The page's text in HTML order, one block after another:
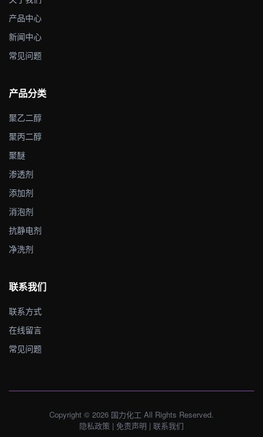
产品中心
新闻中心
常见问题
产品分类
聚乙二醇
聚丙二醇
聚醚
渗透剂
添加剂
消泡剂
抗静电剂
净洗剂
联系我们
联系方式
在线留言
常见问题
Copyright © 2026 国力化工 All Rights Reserved.
隐私政策 | 免责声明 | 联系我们